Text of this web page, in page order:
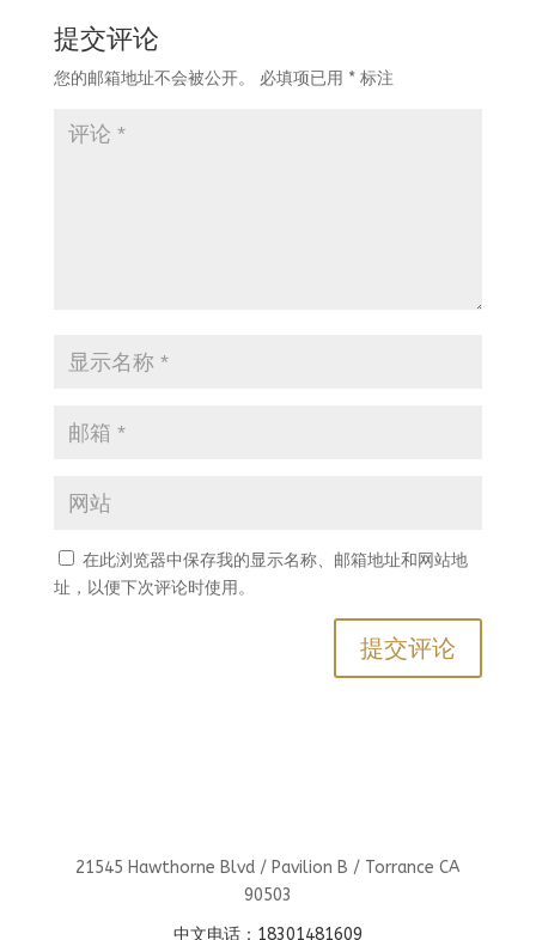
提交评论
您的邮箱地址不会被公开。 必填项已用 *标注
在此浏览器中保存我的显示名称、邮箱地址和网站地
址，以便下次评论时使用。
21545 Hawthorne Blvd / Pavilion B / Torrance CA
90503
中文电话：18301481609